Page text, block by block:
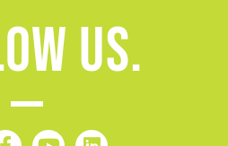
Us.